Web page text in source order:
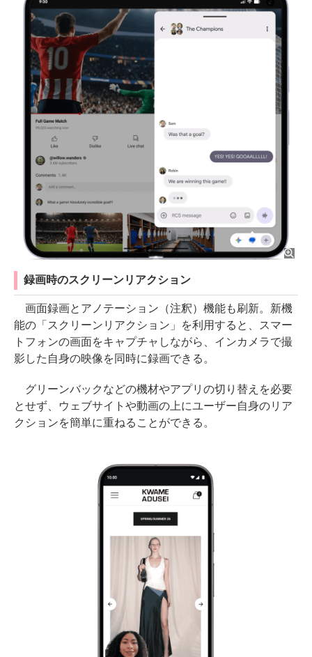
録画時のスクリーンリアクション
画面録画とアノテーション（注釈）機能も刷新。新機
能の「スクリーンリアクション」を利用すると、スマー
トフォンの画面をキャプチャしながら、インカメラで撮
影した自身の映像を同時に録画できる。
グリーンバックなどの機材やアプリの切り替えを必要
とせず、ウェブサイトや動画の上にユーザー自身のリア
クションを簡単に重ねることができる。